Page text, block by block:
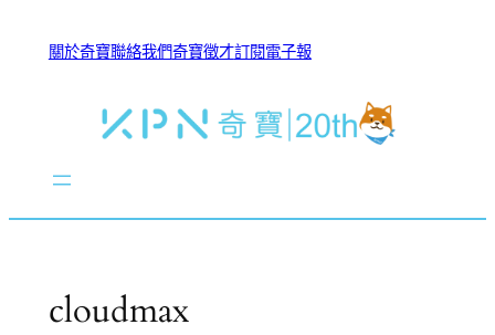
關於奇寶聯絡我們奇寶徵才訂閱電子報
cloudmax